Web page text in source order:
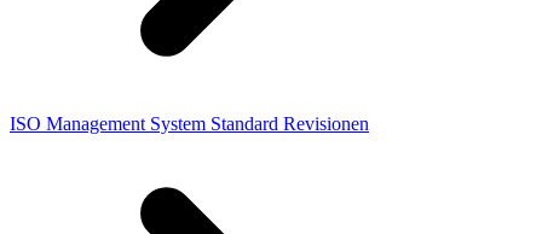
ISO Management System Standard Revisionen